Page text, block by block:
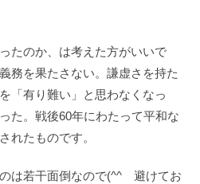
たのか、は考えた方がいいで
務を果たさない。謙虚さを持た
「有り難い」と思わなくなっ
た。戦後60年にわたって平和な
れたものです。
は若干面倒なので(^^ゞ避けてお